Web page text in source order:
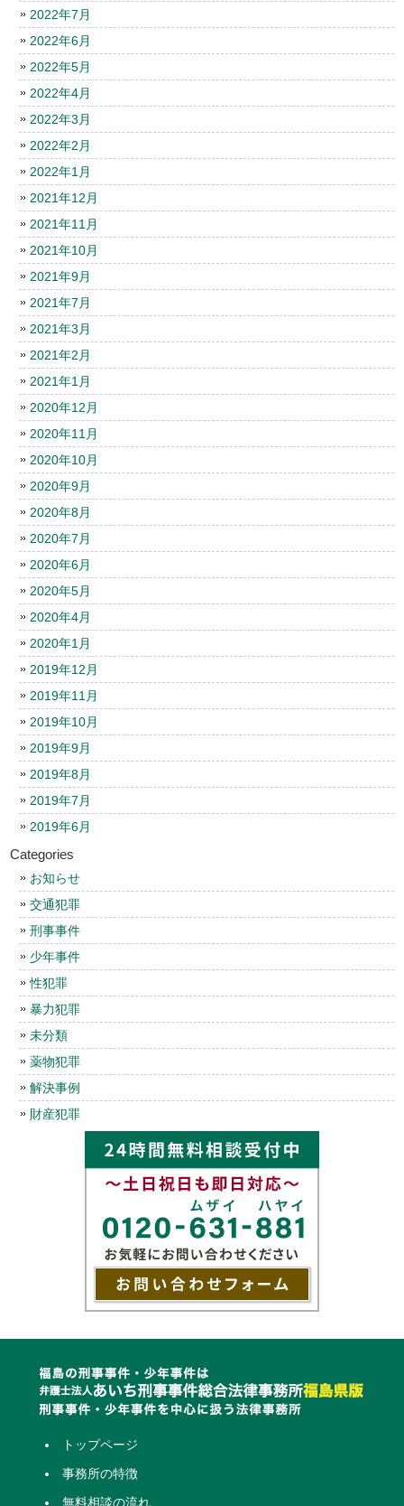
2022年7月
2022年6月
2022年5月
2022年4月
2022年3月
2022年2月
2022年1月
2021年12月
2021年11月
2021年10月
2021年9月
2021年7月
2021年3月
2021年2月
2021年1月
2020年12月
2020年11月
2020年10月
2020年9月
2020年8月
2020年7月
2020年6月
2020年5月
2020年4月
2020年1月
2019年12月
2019年11月
2019年10月
2019年9月
2019年8月
2019年7月
2019年6月
Categories
お知らせ
交通犯罪
刑事事件
少年事件
性犯罪
暴力犯罪
未分類
薬物犯罪
解決事例
財産犯罪
トップページ
事務所の特徴
無料相談の流れ